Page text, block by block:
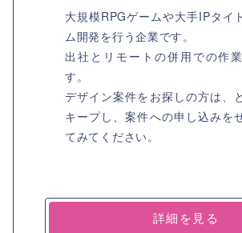
大規模RPGゲームや大手IPタイ
ム開発を行う企業です。
出社とリモートの併用での作
す。
デザイン案件をお探しの方は、
キープし、案件への申し込みを
てみてください。
詳細を見る